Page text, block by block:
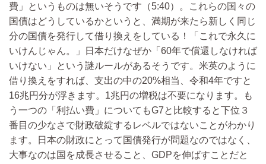
費」というものは無いそうです（5:40）。これらの国々の
国債はどうしているかというと、満期が来たら新しく同じ
分の国債を発行して借り換えをしている！「これで永久に
いけんじゃん。」日本だけなぜか「60年で償還しなければ
いけない」という謎ルールがあるそうです。米英のように
借り換えをすれば、支出の中の20%相当、令和4年ですと
16兆円分が浮きます。1兆円の増税は不要になります。も
う一つの「利払い費」についてもG7と比較すると下位３
番目の少なさで財政破綻するレベルではないことがわかり
ます。日本の財政にとって国債発行が問題なのではなく、
大事なのは国を成長させること、GDPを伸ばすことだと